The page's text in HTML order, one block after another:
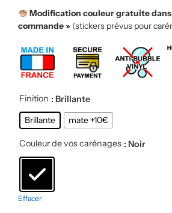
Modification couleur gratuite dans
commande » (stickers prévus pour
Finition : Brillante
Brillante
mate +10€
Couleur de vos carénages : Noir
Effacer